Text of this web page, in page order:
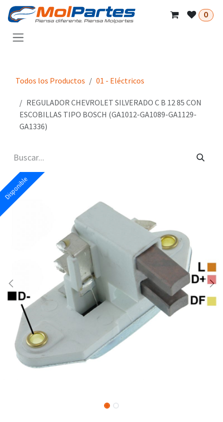
Ir al contenido
0
Todos los Productos 01 - Eléctricos
REGULADOR CHEVROLET SILVERADO C B 12 85 CON
ESCOBILLAS TIPO BOSCH (GA1012-GA1089-GA1129-
GA1336)
Disponible
Disponible